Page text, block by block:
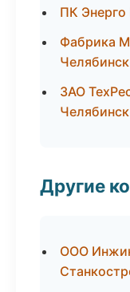
ПК
Фабрика
Челябинск
ЗАО
Челябинск
Другие
ООО